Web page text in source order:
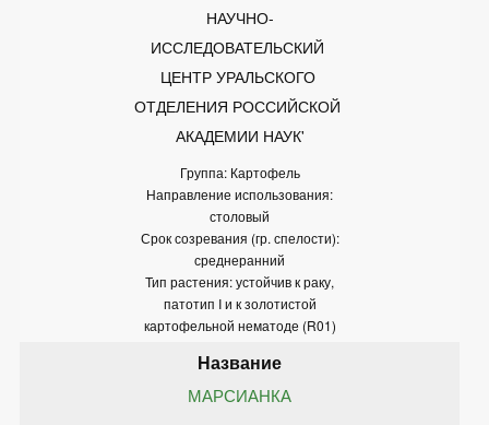
НАУЧНО-
ИССЛЕДОВАТЕЛЬСКИЙ
ЦЕНТР УРАЛЬСКОГО
ОТДЕЛЕНИЯ РОССИЙСКОЙ
АКАДЕМИИ НАУК'
Группа: Картофель
Направление использования:
столовый
Срок созревания (гр. спелости):
среднеранний
Тип растения: устойчив к раку,
патотип I и к золотистой
картофельной нематоде (R01)
МАРСИАНКА